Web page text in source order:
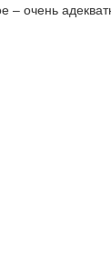
– очень